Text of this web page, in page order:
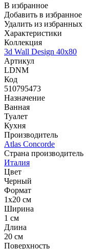
В избранное
Добавить в избранное
Удалить из избранных
Характеристики
Коллекция
3d Wall Design 40x80
Артикул
LDNM
Код
510795473
Назначение
Ванная
Туалет
Кухня
Производитель
Atlas Concorde
Страна производитель
Италия
Цвет
Черный
Формат
1x20 см
Ширина
1 см
Длина
20 см
Поверхность